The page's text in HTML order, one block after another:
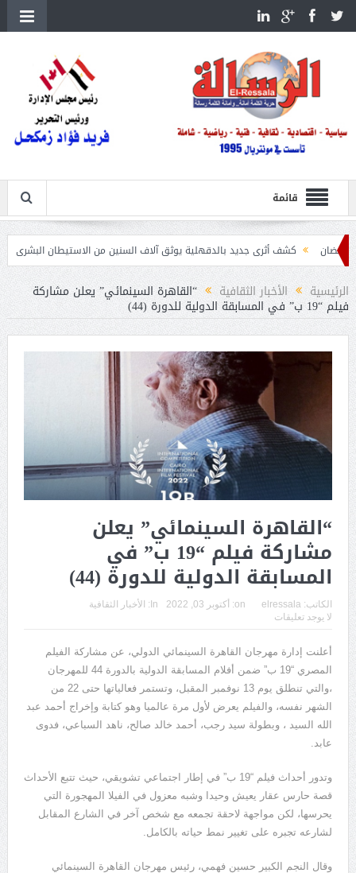
قائمة
كشف أثرى جديد بالدقهلية يوثق آلاف السنين من الاستيطان البشرى اتحاد الكرة
الرئيسية الأخبار الثقافية “القاهرة السينمائي” يعلن مشاركة
فيلم “19 ب” في المسابقة الدولية للدورة (44)
“القاهرة السينمائي” يعلن
مشاركة فيلم “19 ب” في
المسابقة الدولية للدورة (44)
الكاتب: elressala
on: أكتوبر 03, 2022 In: الأخبار الثقافية
لا يوجد تعليقات
أعلنت إدارة مهرجان القاهرة السينمائي الدولي، عن مشاركة الفيلم
المصري “19 ب” ضمن أفلام المسابقة الدولية بالدورة 44 للمهرجان
،والتي تنطلق يوم 13 نوفمبر المقبل، وتستمر فعالياتها حتى 22 من
الشهر نفسه، والفيلم يعرض لأول مرة عالميا وهو كتابة وإخراج أحمد عبد
الله السيد ، وبطولة سيد رجب، أحمد خالد صالح، ناهد السباعي، فدوى
عابد.
وتدور أحداث فيلم “19 ب” في إطار اجتماعي تشويقي، حيث تتبع الأحداث
قصة حارس عقار يعيش وحيدا وشبه معزول في الفيلا المهجورة التي
يحرسها، لكن مواجهة لاحقة تجمعه مع شخص آخر في الشارع المقابل
لشارعه تجبره على تغيير نمط حياته بالكامل.
وقال النجم الكبير حسين فهمي، رئيس مهرجان القاهرة السينمائي